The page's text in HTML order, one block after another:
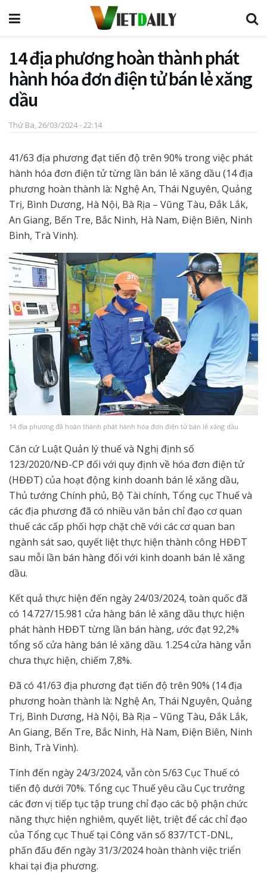
14 địa phương hoàn thành phát
hành hóa đơn điện tử bán lẻ xăng
dầu
Thứ Ba, 26/03/2024 - 22:14
41/63 địa phương đạt tiến độ trên 90% trong việc phát
hành hóa đơn điện tử từng lần bán lẻ xăng dầu (14 địa
phương hoàn thành là: Nghệ An, Thái Nguyên, Quảng
Trị, Bình Dương, Hà Nội, Bà Rịa – Vũng Tàu, Đắk Lắk,
An Giang, Bến Tre, Bắc Ninh, Hà Nam, Điện Biên, Ninh
Bình, Trà Vinh).
14 địa phương đã hoàn thành phát hành hóa đơn điện tử bán lẻ xăng dầu
Căn cứ Luật Quản lý thuế và Nghị định số
123/2020/NĐ-CP đối với quy định về hóa đơn điện tử
(HĐĐT) của hoạt động kinh doanh bán lẻ xăng dầu,
Thủ tướng Chính phủ, Bộ Tài chính, Tổng cục Thuế và
các địa phương đã có nhiều văn bản chỉ đạo cơ quan
thuế các cấp phối hợp chặt chẽ với các cơ quan ban
ngành sát sao, quyết liệt thực hiện thành công HĐĐT
sau mỗi lần bán hàng đối với kinh doanh bán lẻ xăng
dầu.
Kết quả thực hiện đến ngày 24/03/2024, toàn quốc đã
có 14.727/15.981 cửa hàng bán lẻ xăng dầu thực hiện
phát hành HĐĐT từng lần bán hàng, ước đạt 92,2%
tổng số cửa hàng bán lẻ xăng dầu. 1.254 cửa hàng vẫn
chưa thực hiện, chiếm 7,8%.
Đã có 41/63 địa phương đạt tiến độ trên 90% (14 địa
phương hoàn thành là: Nghệ An, Thái Nguyên, Quảng
Trị, Bình Dương, Hà Nội, Bà Rịa – Vũng Tàu, Đắk Lắk,
An Giang, Bến Tre, Bắc Ninh, Hà Nam, Điện Biên, Ninh
Bình, Trà Vinh).
Tính đến ngày 24/3/2024, vẫn còn 5/63 Cục Thuế có
tiến độ dưới 70%. Tổng cục Thuế yêu cầu Cục trưởng
các đơn vị tiếp tục tập trung chỉ đạo các bộ phận chức
năng thực hiện nghiêm, quyết liệt, triệt để các chỉ đạo
của Tổng cục Thuế tại Công văn số 837/TCT-DNL,
phấn đấu đến ngày 31/3/2024 hoàn thành việc triển
khai tại địa phương.